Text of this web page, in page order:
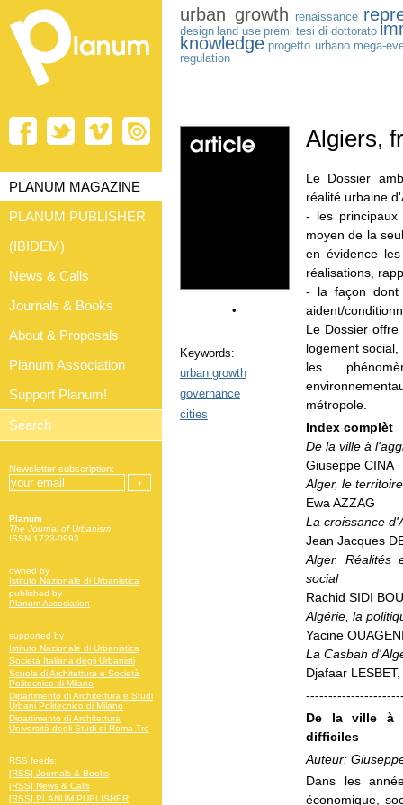
urban growth renaissance
design land use premi tesi di dottorato
knowledge progetto urbano mega-
regulation
•
Keywords:
urban growth
governance
cities
Algiers,
Le Dossier
réalité urbaine
- les principaux
moyen de la
en évidence
réalisations,
- la façon dont
aident/
Le Dossier
logement
les
métropole.
Index complèt
De la ville à
Giuseppe CINA
Alger, le
Ewa AZZAG
La croissance
Jean Jacques
Alger. Réalités
social
Rachid SIDI
Algérie, la
Yacine
La Casbah
Djafaar
De la ville à
difficiles
Auteur:
Dans les
économique,
PLANUM MAGAZINE
PLANUM PUBLISHER
(IBIDEM)
News & Calls
Journals & Books
About & Proposals
Planum Association
Support Planum!
Newsletter subscription:
Planum
The Journal of Urbanism
ISSN 1723-0993
owned by
Istituto Nazionale di Urbanistica
published by
Planum Association
supported by
Istituto Nazionale di Urbanistica
Società Italiana degli Urbanisti
Scuola di Architettura e Società
Politecnico di Milano
Dipartimento di Architettura e Studi
Urbani Politecnico di Milano
Dipartimento di Architettura
Università degli Studi di Roma Tre
RSS feeds:
[RSS] Journals & Books
[RSS] News & Calls
[RSS] PLANUM PUBLISHER